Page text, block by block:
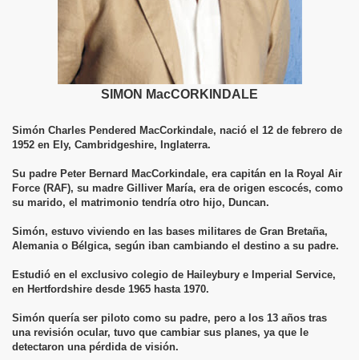
SIMON MacCORKINDALE
Simón Charles Pendered MacCorkindale, nació el 12 de febrero de
1952 en Ely, Cambridgeshire, Inglaterra.
Su padre Peter Bernard MacCorkindale, era capitán en la Royal Air
Force (RAF), su madre Gilliver María, era de origen escocés, como
su marido, el matrimonio tendría otro hijo, Duncan.
Simón, estuvo viviendo en las bases militares de Gran Bretaña,
Alemania o Bélgica, según iban cambiando el destino a su padre.
Estudió en el exclusivo colegio de Haileybury e Imperial Service,
en Hertfordshire desde 1965 hasta 1970.
Simón quería ser piloto como su padre, pero a los 13 años tras
una revisión ocular, tuvo que cambiar sus planes, ya que le
detectaron una pérdida de visión.